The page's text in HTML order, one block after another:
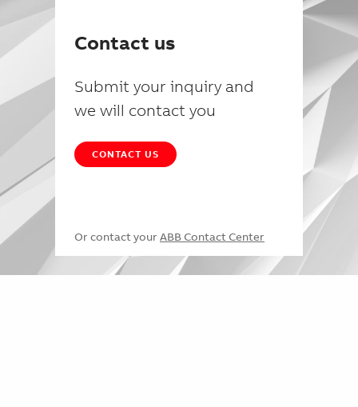
Contact us
Submit your inquiry and
we will contact you
CONTACT US
Or contact your ABB Contact Center